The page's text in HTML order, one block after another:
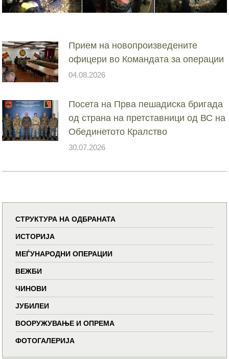
Прием на новопроизведените
офицери во Командата за операции
04.08.2026
Посета на Прва пешадиска бригада
од страна на претставници од ВС на
Обединетото Кралство
30.07.2026
СТРУКТУРА НА ОДБРАНАТА
ИСТОРИЈА
МЕЃУНАРОДНИ ОПЕРАЦИИ
ВЕЖБИ
ЧИНОВИ
ЈУБИЛЕИ
ВООРУЖУВАЊЕ И ОПРЕМА
ФОТОГАЛЕРИЈА